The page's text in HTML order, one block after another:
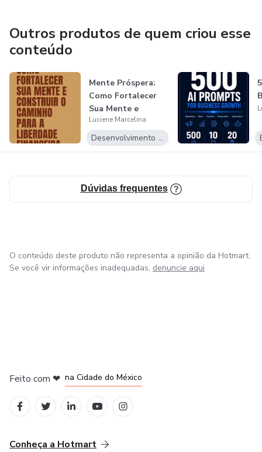
Outros produtos de quem criou esse
conteúdo
Mente Próspera:
Como Fortalecer
Sua Mente e
Construir o Cami...
Luciene Marcelina
Desenvolvimento Pessoal
Dúvidas frequentes
O conteúdo deste produto não representa a opinião da Hotmart.
Se você vir informações inadequadas, denuncie aqui
Feito com ❤ na Cidade do México
Conheça a Hotmart